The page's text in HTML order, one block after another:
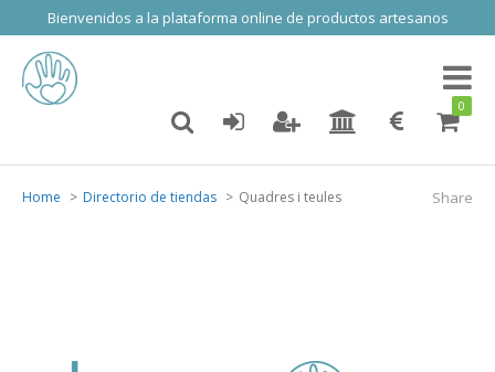
Bienvenidos a la plataforma online de productos artesanos
Toggle
0
Share
Home Directorio de tiendas Quadres i teules